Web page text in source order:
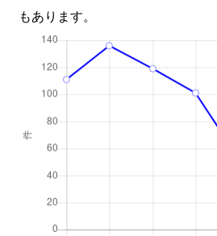
もあります。